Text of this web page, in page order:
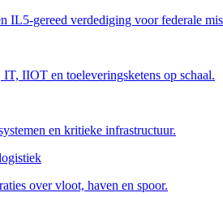
IL5-gereed verdediging voor federale
IIOT en toeleveringsketens op schaal.
en kritieke infrastructuur.
over vloot, haven en spoor.